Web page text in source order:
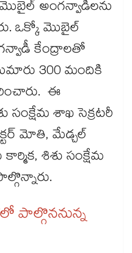
అంగన్వాడీలను
ఒక్కో మొబైల్
కేంద్రాలతో
300 మందికి
ఈ
శాఖ సెక్రటరీ
మోతి, మేడ్చల్
శిశు సంక్షేమ
పాల్గొననున్న